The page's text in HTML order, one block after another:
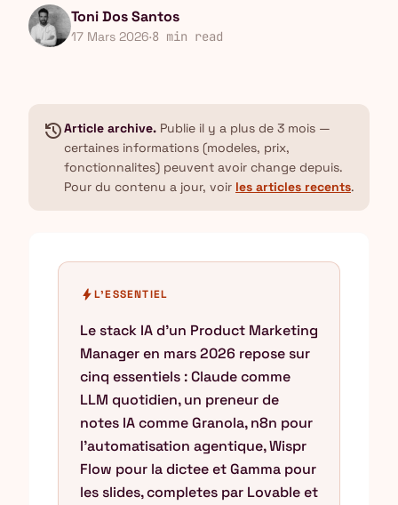
Toni Dos Santos
17 Mars 2026·8 min read
historyArticle archive. Publie il y a plus de 3 mois —
certaines informations (modeles, prix,
fonctionnalites) peuvent avoir change depuis.
Pour du contenu a jour, voir les articles recents.
boltL'ESSENTIEL
Le stack IA d'un Product Marketing
Manager en mars 2026 repose sur
cinq essentiels : Claude comme
LLM quotidien, un preneur de
notes IA comme Granola, n8n pour
l'automatisation agentique, Wispr
Flow pour la dictee et Gamma pour
les slides, completes par Lovable et